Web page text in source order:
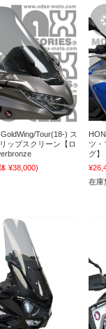
Tour(18-) ス
ップスクリーン【ロ
¥38,000)
ツ・
グ】
在庫